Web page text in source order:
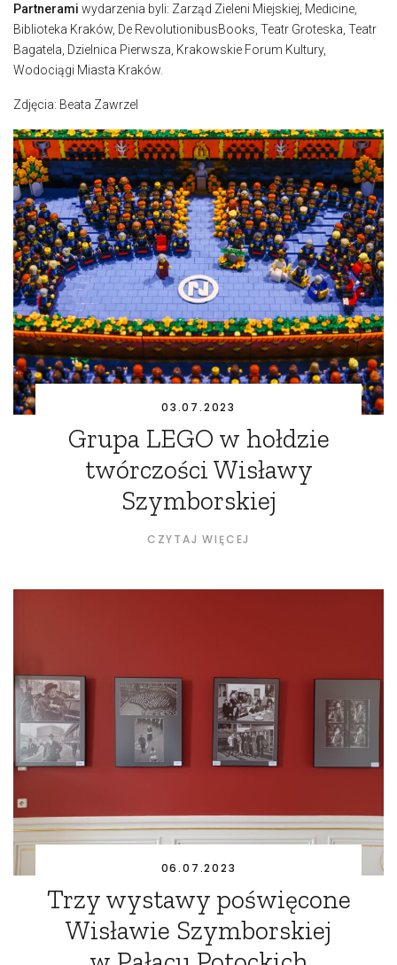
Partnerami wydarzenia byli: Zarząd Zieleni Miejskiej, Medicine,
Biblioteka Kraków, De RevolutionibusBooks, Teatr Groteska, Teatr
Bagatela, Dzielnica Pierwsza, Krakowskie Forum Kultury,
Wodociągi Miasta Kraków.
Zdjęcia: Beata Zawrzel
03.07.2023
Grupa LEGO w hołdzie
twórczości Wisławy
Szymborskiej
CZYTAJ WIĘCEJ
06.07.2023
Trzy wystawy poświęcone
Wisławie Szymborskiej